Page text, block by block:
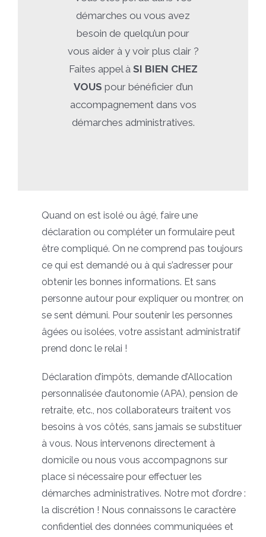
démarches ou vous avez
besoin de quelqu’un pour
vous aider à y voir plus clair ?
Faites appel à SI BIEN CHEZ
VOUS pour bénéficier d’un
accompagnement dans vos
démarches administratives.
Quand on est isolé ou âgé, faire une
déclaration ou compléter un formulaire peut
être compliqué. On ne comprend pas toujours
ce qui est demandé ou à qui s’adresser pour
obtenir les bonnes informations. Et sans
personne autour pour expliquer ou montrer, on
se sent démuni. Pour soutenir les personnes
âgées ou isolées, votre assistant administratif
prend donc le relai !
Déclaration d’impôts, demande d’Allocation
personnalisée d’autonomie (APA), pension de
retraite, etc., nos collaborateurs traitent vos
besoins à vos côtés, sans jamais se substituer
à vous. Nous intervenons directement à
domicile ou nous vous accompagnons sur
place si nécessaire pour effectuer les
démarches administratives. Notre mot d’ordre :
la discrétion ! Nous connaissons le caractère
confidentiel des données communiquées et